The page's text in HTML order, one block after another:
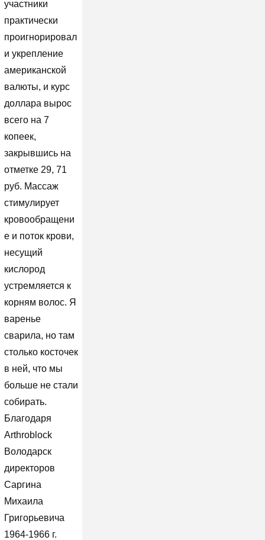
участники
практически
проигнорировал
и укрепление
американской
валюты, и курс
доллара вырос
всего на 7
копеек,
закрывшись на
отметке 29, 71
руб. Массаж
стимулирует
кровообращени
е и поток крови,
несущий
кислород
устремляется к
корням волос. Я
варенье
сварила, но там
столько косточек
в ней, что мы
больше не стали
собирать.
Благодаря
Arthroblock
Володарск
директоров
Саргина
Михаила
Григорьевича
1964-1966 г.